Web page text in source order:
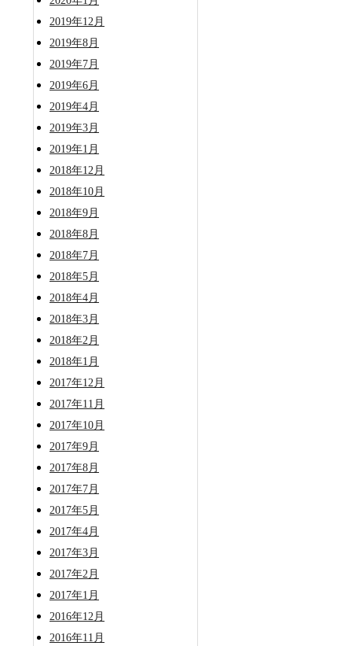
2019年12月
2019年8月
2019年7月
2019年6月
2019年4月
2019年3月
2019年1月
2018年12月
2018年10月
2018年9月
2018年8月
2018年7月
2018年5月
2018年4月
2018年3月
2018年2月
2018年1月
2017年12月
2017年11月
2017年10月
2017年9月
2017年8月
2017年7月
2017年5月
2017年4月
2017年3月
2017年2月
2017年1月
2016年12月
2016年11月